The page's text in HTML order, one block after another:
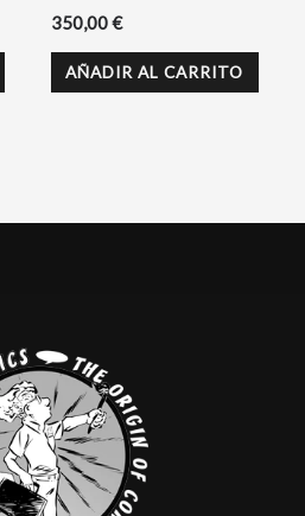
350,00€
AÑADIR AL CARRITO